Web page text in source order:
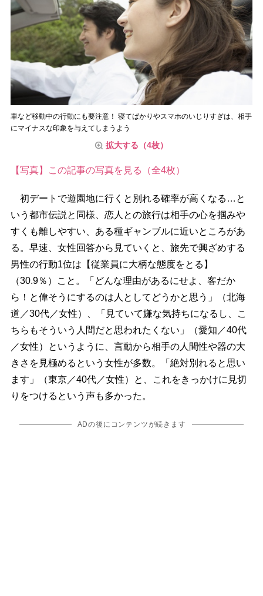
車など移動中の行動にも要注意！ 寝てばかりやスマホのいじりすぎは、相手
にマイナスな印象を与えてしまうよう
拡大する（4枚）
【写真】この記事の写真を見る（全4枚）
初デートで遊園地に行くと別れる確率が高くなる…と
いう都市伝説と同様、恋人との旅行は相手の心を掴み
すくも離しやすい、ある種ギャンブルに近いところがあ
る。早速、女性回答から見ていくと、旅先で興ざめする
男性の行動1位は【従業員に大柄な態度をとる】
（30.9％）こと。「どんな理由があるにせよ、客だか
ら！と偉そうにするのは人としてどうかと思う」（北海
道／30代／女性）、「見ていて嫌な気持ちになるし、こ
ちらもそういう人間だと思われたくない」（愛知／40代
／女性）というように、言動から相手の人間性や器の大
きさを見極めるという女性が多数。「絶対別れると思い
ます」（東京／40代／女性）と、これをきっかけに見切
りをつけるという声も多かった。
ADの後にコンテンツが続きます